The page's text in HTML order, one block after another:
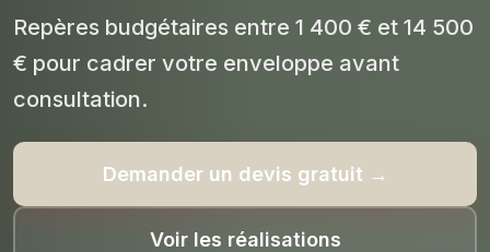
Repères budgétaires entre 1 400 € et 14 500
€ pour cadrer votre enveloppe avant
consultation.
Demander un devis gratuit →
Voir les réalisations